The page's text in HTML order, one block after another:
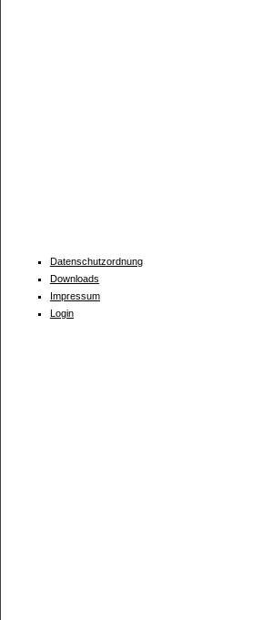
Datenschutzordnung
Downloads
Impressum
Login